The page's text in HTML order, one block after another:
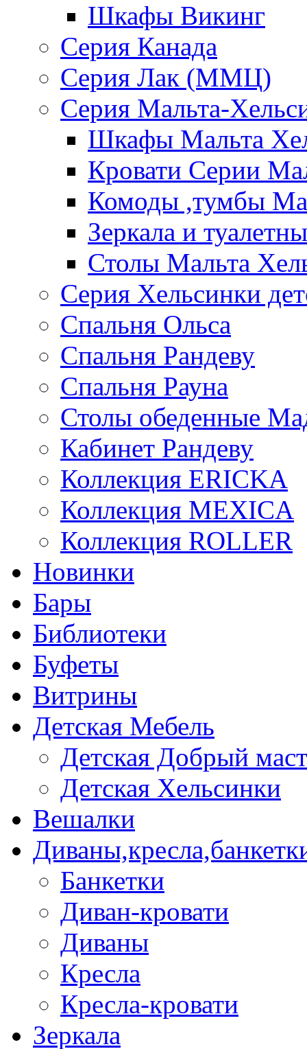
Шкафы Викинг
Серия Канада
Серия Лак (ММЦ)
Серия Мальта-
Шкафы Мальта
Кровати Серии
Комоды ,тумбы
Зеркала и
Столы Мальта
Серия Хельсинки
Спальня Ольса
Спальня Рандеву
Спальня Рауна
Столы обеденные
Кабинет Рандеву
Коллекция ERICKA
Коллекция MEXICA
Коллекция ROLLER
Новинки
Бары
Библиотеки
Буфеты
Витрины
Детская Мебель
Детская Добрый
Детская Хельсинки
Вешалки
Банкетки
Диван-кровати
Диваны
Кресла
Кресла-кровати
Зеркала